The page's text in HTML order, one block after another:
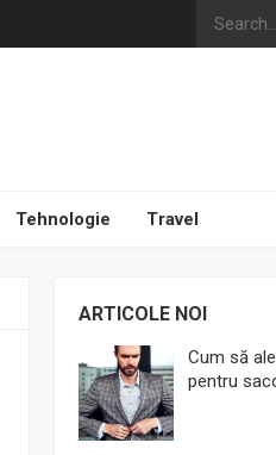
Tehnologie Travel
ARTICOLE NOI
Cum să
pentru